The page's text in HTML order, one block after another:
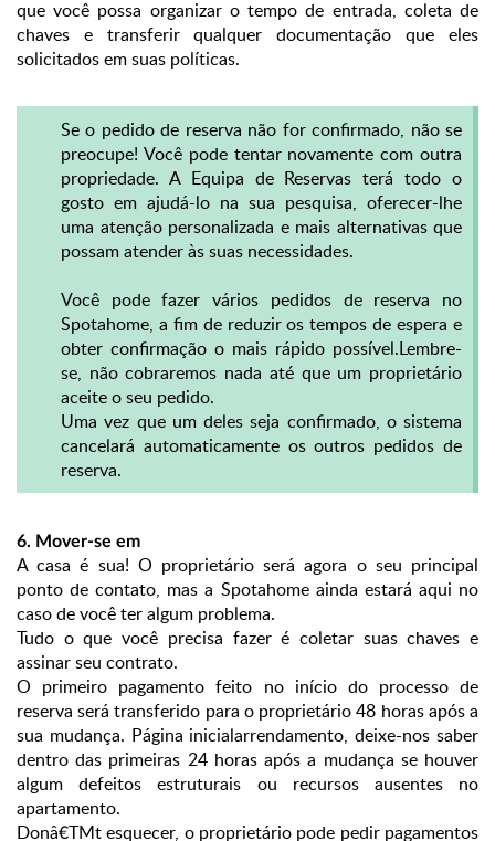
que você possa organizar o tempo de entrada, coleta de
chaves e transferir qualquer documentação que eles
solicitados em suas políticas.
Se o pedido de reserva não for confirmado, não se
preocupe! Você pode tentar novamente com outra
propriedade. A Equipa de Reservas terá todo o
gosto em ajudá-lo na sua pesquisa, oferecer-lhe
uma atenção personalizada e mais alternativas que
possam atender às suas necessidades.
Você pode fazer vários pedidos de reserva no
Spotahome, a fim de reduzir os tempos de espera e
obter confirmação o mais rápido possível.Lembre-
se, não cobraremos nada até que um proprietário
aceite o seu pedido.
Uma vez que um deles seja confirmado, o sistema
cancelará automaticamente os outros pedidos de
reserva.
6. Mover-se em
A casa é sua! O proprietário será agora o seu principal
ponto de contato, mas a Spotahome ainda estará aqui no
caso de você ter algum problema.
Tudo o que você precisa fazer é coletar suas chaves e
assinar seu contrato.
O primeiro pagamento feito no início do processo de
reserva será transferido para o proprietário 48 horas após a
sua mudança. Página inicialarrendamento, deixe-nos saber
dentro das primeiras 24 horas após a mudança se houver
algum defeitos estruturais ou recursos ausentes no
apartamento.
Donâ€TMt esquecer, o proprietário pode pedir pagamentos